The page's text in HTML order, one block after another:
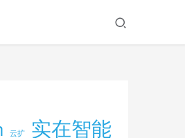
云扩 实在智能